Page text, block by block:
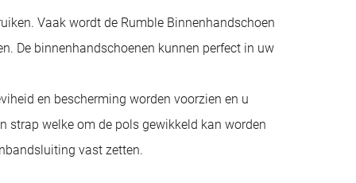
Vaak wordt de Rumble Binnenhandschoen
De binnenhandschoenen kunnen perfect in uw
en bescherming worden voorzien en u
strap welke om de pols gewikkeld kan worden
vast zetten.